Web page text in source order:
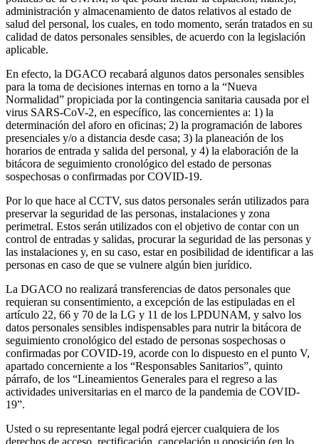
administración y almacenamiento de datos relativos al estado de
salud del personal, los cuales, en todo momento, serán tratados en su
calidad de datos personales sensibles, de acuerdo con la legislación
aplicable.
En efecto, la DGACO recabará algunos datos personales sensibles
para la toma de decisiones internas en torno a la “Nueva
Normalidad” propiciada por la contingencia sanitaria causada por el
virus SARS-CoV-2, en específico, las concernientes a: 1) la
determinación del aforo en oficinas; 2) la programación de labores
presenciales y/o a distancia desde casa; 3) la planeación de los
horarios de entrada y salida del personal, y 4) la elaboración de la
bitácora de seguimiento cronológico del estado de personas
sospechosas o confirmadas por COVID-19.
Por lo que hace al CCTV, sus datos personales serán utilizados para
preservar la seguridad de las personas, instalaciones y zona
perimetral. Estos serán utilizados con el objetivo de contar con un
control de entradas y salidas, procurar la seguridad de las personas y
las instalaciones y, en su caso, estar en posibilidad de identificar a las
personas en caso de que se vulnere algún bien jurídico.
La DGACO no realizará transferencias de datos personales que
requieran su consentimiento, a excepción de las estipuladas en el
artículo 22, 66 y 70 de la LG y 11 de los LPDUNAM, y salvo los
datos personales sensibles indispensables para nutrir la bitácora de
seguimiento cronológico del estado de personas sospechosas o
confirmadas por COVID-19, acorde con lo dispuesto en el punto V,
apartado concerniente a los “Responsables Sanitarios”, quinto
párrafo, de los “Lineamientos Generales para el regreso a las
actividades universitarias en el marco de la pandemia de COVID-
19”.
Usted o su representante legal podrá ejercer cualquiera de los